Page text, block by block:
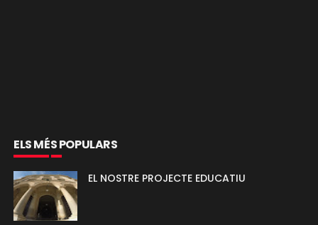
ELS MÉS POPULARS
EL NOSTRE PROJECTE EDUCATIU